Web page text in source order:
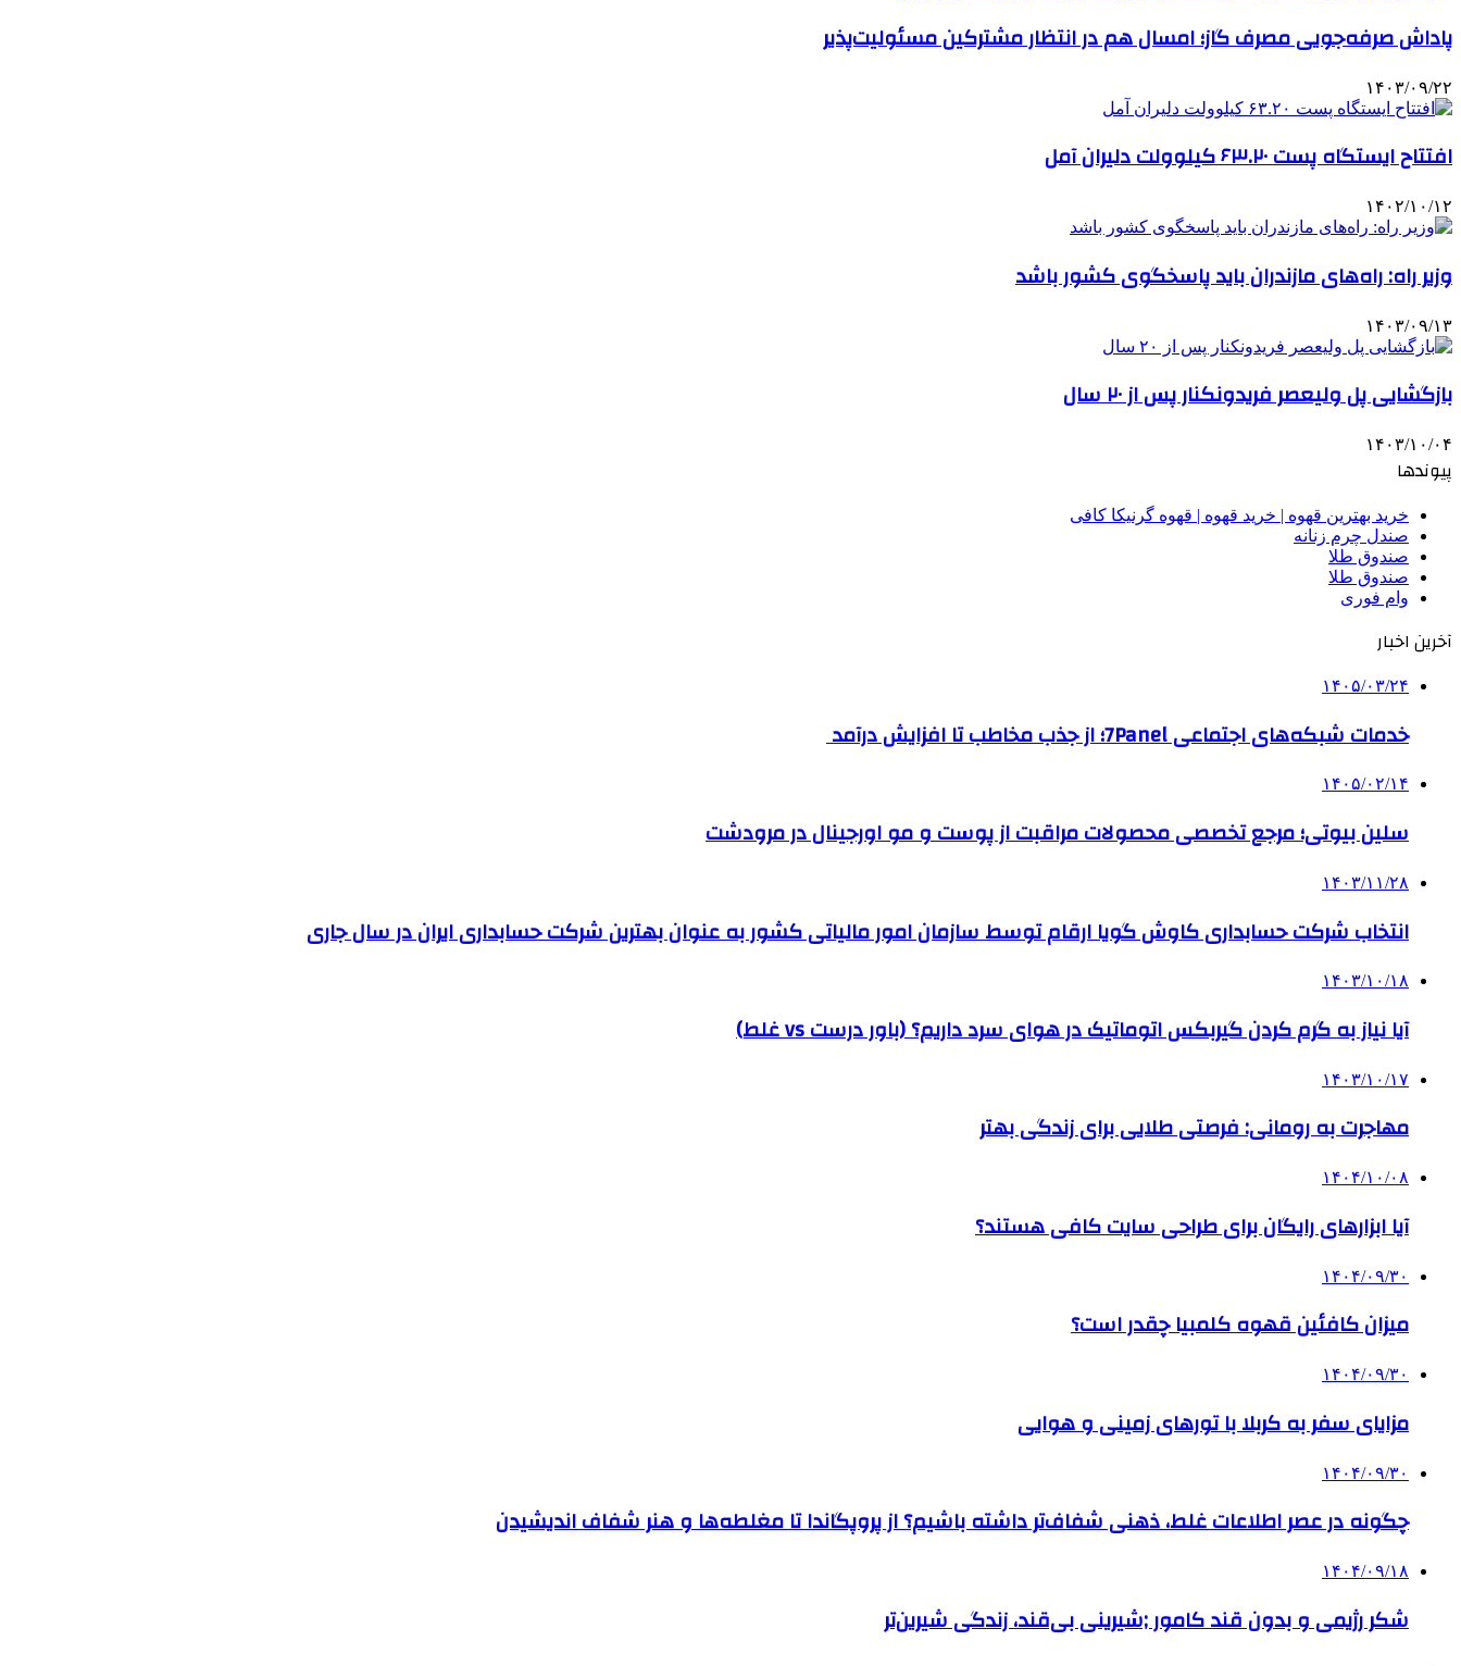
پاداش صرفه‌جویی مصرف گاز؛ امسال هم در انتظار مشترکین مسئولیت‌پذیر
۱۴۰۳/۰۹/۲۲
افتتاح ایستگاه پست ۶۳.۲۰ کیلوولت دلیران آمل
۱۴۰۲/۱۰/۱۲
وزیر راه: راه‌های مازندران باید پاسخگوی کشور باشد
۱۴۰۳/۰۹/۱۳
بازگشایی پل ولیعصر فریدونکنار پس از ۲۰ سال
۱۴۰۳/۱۰/۰۴
پیوندها
خرید بهترین قهوه | خرید قهوه | قهوه گرنیکا کافی
صندل چرم زنانه
صندوق طلا
صندوق طلا
وام فوری
آخرین اخبار
۱۴۰۵/۰۳/۲۴
خدمات شبکه‌های اجتماعی 7Panel؛ از جذب مخاطب تا افزایش درآمد
۱۴۰۵/۰۲/۱۴
سلین بیوتی؛ مرجع تخصصی محصولات مراقبت از پوست و مو اورجینال در مرودشت
۱۴۰۳/۱۱/۲۸
انتخاب شرکت حسابداری کاوش گویا ارقام توسط سازمان امور مالیاتی کشور به عنوان بهترین شرکت حسابداری ایران در سال جاری
۱۴۰۳/۱۰/۱۸
آیا نیاز به گرم کردن گیربکس اتوماتیک در هوای سرد داریم؟ (باور درست vs غلط)
۱۴۰۳/۱۰/۱۷
مهاجرت به رومانی: فرصتی طلایی برای زندگی بهتر
۱۴۰۴/۱۰/۰۸
آیا ابزارهای رایگان برای طراحی سایت کافی هستند؟
۱۴۰۴/۰۹/۳۰
میزان کافئین قهوه کلمبیا چقدر است؟
۱۴۰۴/۰۹/۳۰
مزایای سفر به کربلا با تورهای زمینی و هوایی
۱۴۰۴/۰۹/۳۰
چگونه در عصر اطلاعات غلط، ذهنی شفاف‌تر داشته باشیم؟ از پروپگاندا تا مغلطه‌ها و هنر شفاف اندیشیدن
۱۴۰۴/۰۹/۱۸
شکر رژیمی و بدون قند کامور ;شیرینی بی‌قند، زندگی شیرین‌تر